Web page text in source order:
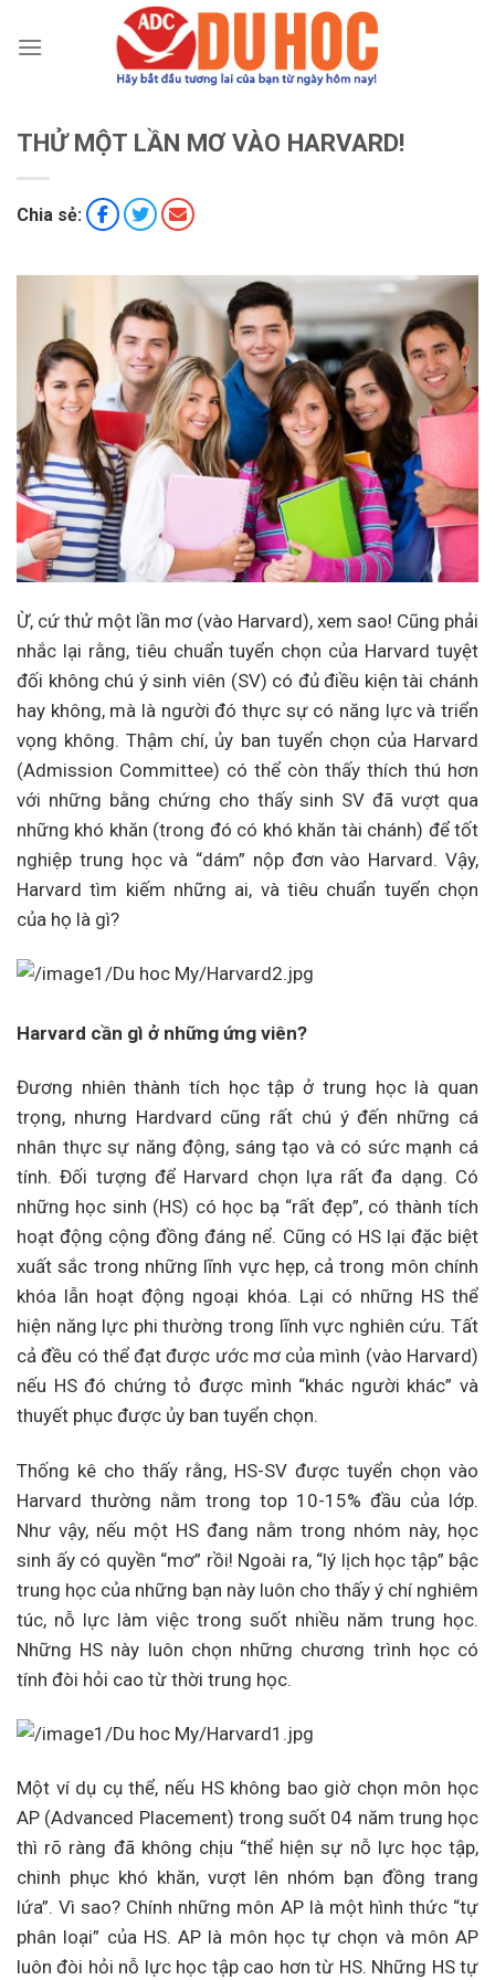
đến
THỬ MỘT LẦN MƠ VÀO HARVARD!
Chia sẻ:
Ừ, cứ thử một lần mơ (vào Harvard), xem sao! Cũng phải
nhắc lại rằng, tiêu chuẩn tuyển chọn của Harvard tuyệt
đối không chú ý sinh viên (SV) có đủ điều kiện tài chánh
hay không, mà là người đó thực sự có năng lực và triển
vọng không. Thậm chí, ủy ban tuyển chọn của Harvard
(Admission Committee) có thể còn thấy thích thú hơn
với những bằng chứng cho thấy sinh SV đã vượt qua
những khó khăn (trong đó có khó khăn tài chánh) để tốt
nghiệp trung học và “dám” nộp đơn vào Harvard. Vậy,
Harvard tìm kiếm những ai, và tiêu chuẩn tuyển chọn
của họ là gì?
Harvard cần gì ở những ứng viên?
Đương nhiên thành tích học tập ở trung học là quan
trọng, nhưng Hardvard cũng rất chú ý đến những cá
nhân thực sự năng động, sáng tạo và có sức mạnh cá
tính. Đối tượng để Harvard chọn lựa rất đa dạng. Có
những học sinh (HS) có học bạ “rất đẹp”, có thành tích
hoạt động cộng đồng đáng nể. Cũng có HS lại đặc biệt
xuất sắc trong những lĩnh vực hẹp, cả trong môn chính
khóa lẫn hoạt động ngoại khóa. Lại có những HS thể
hiện năng lực phi thường trong lĩnh vực nghiên cứu. Tất
cả đều có thể đạt được ước mơ của mình (vào Harvard)
nếu HS đó chứng tỏ được mình “khác người khác” và
thuyết phục được ủy ban tuyển chọn.
Thống kê cho thấy rằng, HS-SV được tuyển chọn vào
Harvard thường nằm trong top 10-15% đầu của lớp.
Như vậy, nếu một HS đang nằm trong nhóm này, học
sinh ấy có quyền “mơ” rồi! Ngoài ra, “lý lịch học tập” bậc
trung học của những bạn này luôn cho thấy ý chí nghiêm
túc, nỗ lực làm việc trong suốt nhiều năm trung học.
Những HS này luôn chọn những chương trình học có
tính đòi hỏi cao từ thời trung học.
Một ví dụ cụ thể, nếu HS không bao giờ chọn môn học
AP (Advanced Placement) trong suốt 04 năm trung học
thì rõ ràng đã không chịu “thể hiện sự nỗ lực học tập,
chinh phục khó khăn, vượt lên nhóm bạn đồng trang
lứa”. Vì sao? Chính những môn AP là một hình thức “tự
phân loại” của HS. AP là môn học tự chọn và môn AP
luôn đòi hỏi nỗ lực học tập cao hơn từ HS. Những HS tự